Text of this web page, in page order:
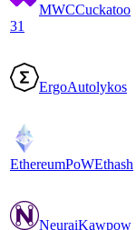
MWCCuckatoo
31
ErgoAutolykos
EthereumPoWEthash
NeuraiKawpow